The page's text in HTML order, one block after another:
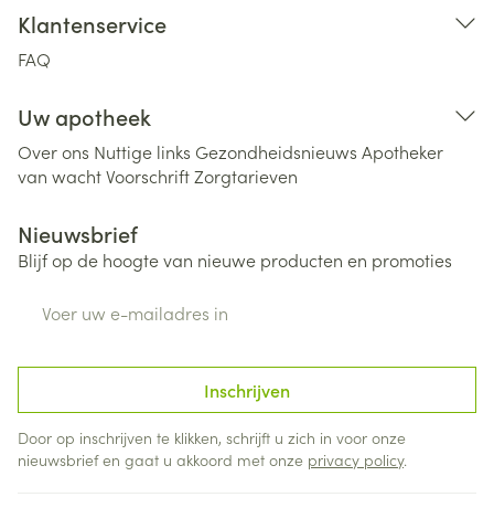
Klantenservice
FAQ
Uw apotheek
Over ons Nuttige links Gezondheidsnieuws Apotheker
van wachtVoorschriftZorgtarieven
Nieuwsbrief
Blijf op de hoogte van nieuwe producten en promoties
Inschrijven
Door op inschrijven te klikken, schrijft u zich in voor onze
nieuwsbrief en gaat u akkoord met onze privacy policy.